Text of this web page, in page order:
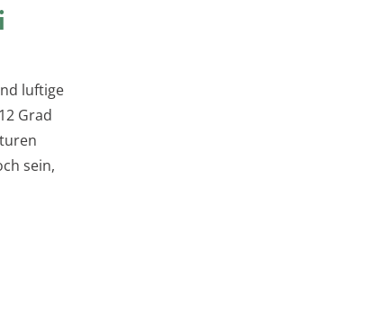
luftige
Grad
sein,